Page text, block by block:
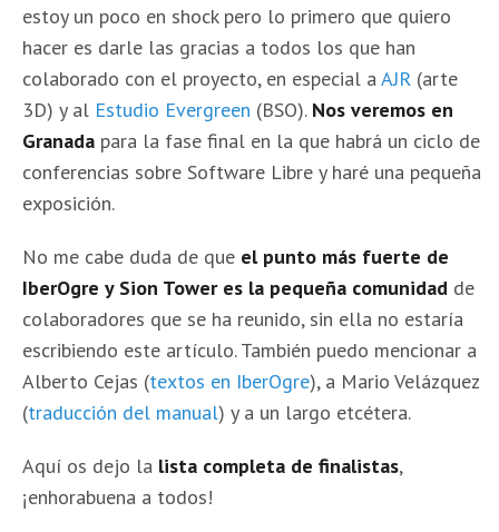
estoy un poco en shock pero lo primero que quiero
hacer es darle las gracias a todos los que han
colaborado con el proyecto, en especial a AJR (arte
3D) y al Estudio Evergreen (BSO). Nos veremos en
Granada para la fase final en la que habrá un ciclo de
conferencias sobre Software Libre y haré una pequeña
exposición.
No me cabe duda de que el punto más fuerte de
IberOgre y Sion Tower es la pequeña comunidad de
colaboradores que se ha reunido, sin ella no estaría
escribiendo este artículo. También puedo mencionar a
Alberto Cejas (textos en IberOgre), a Mario Velázquez
(traducción del manual) y a un largo etcétera.
Aquí os dejo la lista completa de finalistas,
¡enhorabuena a todos!